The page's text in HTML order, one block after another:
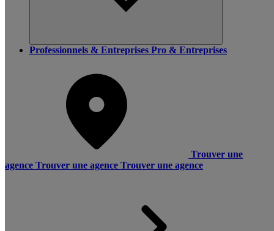
Professionnels & Entreprises Pro & Entreprises
Trouver une
agence Trouver une agence Trouver une agence